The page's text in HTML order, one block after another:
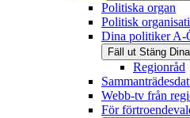
Politiska organ
Politisk
Dina politiker A-
Fäll ut Stäng
Regionråd
Webb-tv från
För